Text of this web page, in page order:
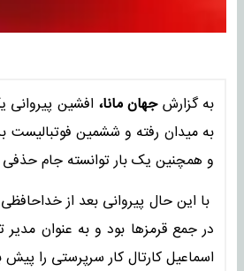
به گزارشجهان مانا،
به میدان رفته و ششمین فوتبالیست
و همچنین یک بار توانسته جام حذفی
با این حال پیروانی بعد از
در جمع قرمزها بود و به عنوان مدیر
اسماعیل کارتال کار سرپرستی را